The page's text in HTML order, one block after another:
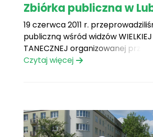
Zbiórka publiczna w
19 czerwca 2011 r.
publiczną wśród widzów WIELKIEJ
TANECZNEJ organizowanej przez
dzieci i młodzież Spółdzielni
Podczas akcji zebrano 1332,31 zł i
amerykańskie, co w sumie dało
1337,62[...]
Czytaj więcej